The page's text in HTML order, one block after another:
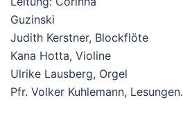
Guzinski
Judith Kerstner, Blockflöte
Kana Hotta, Violine
Ulrike Lausberg, Orgel
Pfr. Volker Kuhlemann, Lesungen.